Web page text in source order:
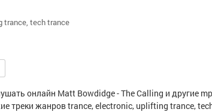
trance tech trance
онлайн Matt Bowdidge - The Calling и другие
треки жанров trance, electronic, uplifting trance,